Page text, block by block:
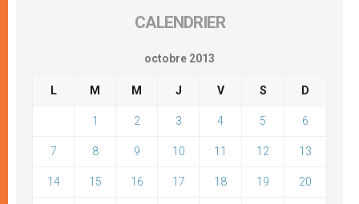
CALENDRIER
octobre 2013
L M M J V S D
1 2 3 4 5 6
7 8 9 10 11 12 13
14 15 16 17 18 19 20